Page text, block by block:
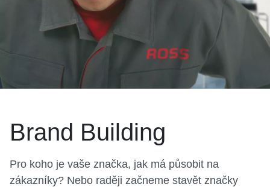
Brand Building
Pro koho je vaše značka, jak má působit na
zákazníky? Nebo raději začneme stavět značky